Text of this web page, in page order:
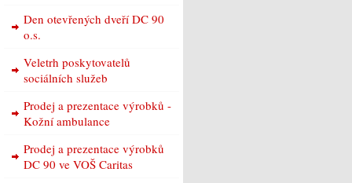
Den otevřených dveří DC 90
o.s.
Veletrh poskytovatelů
sociálních služeb
Prodej a prezentace výrobků -
Kožní ambulance
Prodej a prezentace výrobků
DC 90 ve VOŠ Caritas